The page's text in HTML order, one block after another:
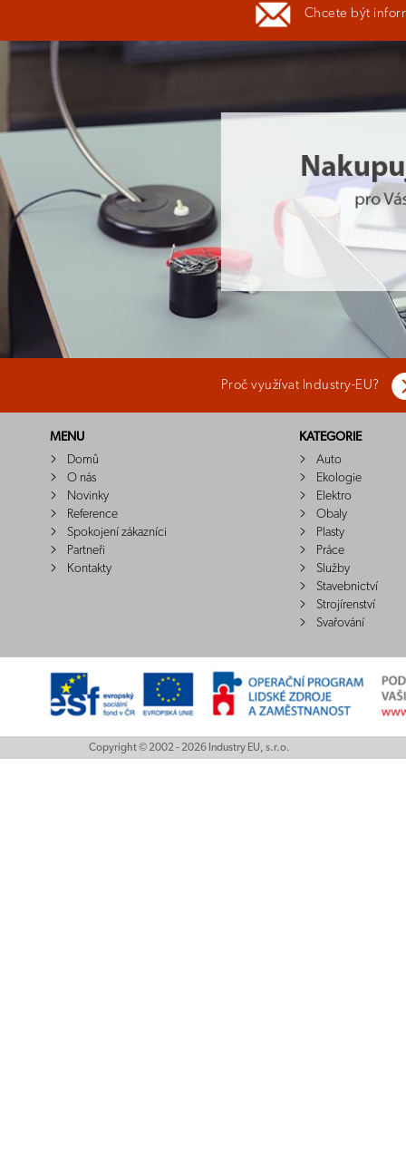
Chcete být
Proč využívat Industry-EU?
MENU
Domů
O nás
Novinky
Reference
Spokojení zákazníci
Partneři
Kontakty
KATEGORIE
Auto
Ekologie
Elektro
Obaly
Plasty
Práce
Služby
Stavebnictví
Strojírenství
Svařování
Copyright © 2002 - 2026 Industry EU, s.r.o.